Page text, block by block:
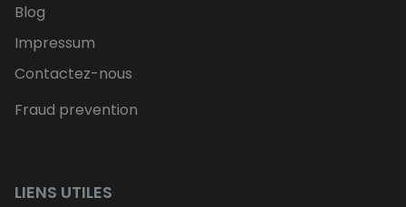
Blog
Impressum
Contactez-nous
Fraud prevention
LIENS UTILES